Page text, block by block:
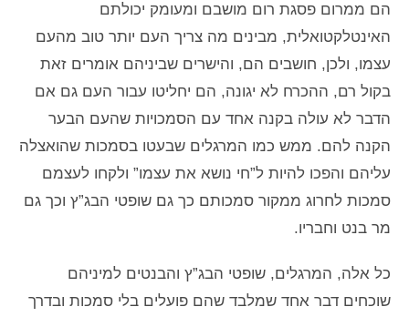
הם ממרום פסגת רום מושבם ומעומק יכולתם
האינטלקטואלית, מבינים מה צריך העם יותר טוב מהעם
עצמו, ולכן, חושבים הם, והישרים שביניהם אומרים זאת
בקול רם, ההכרח לא יגונה, הם יחליטו עבור העם גם אם
הדבר לא עולה בקנה אחד עם הסמכויות שהעם הבער
הקנה להם. ממש כמו המרגלים שבעטו בסמכות שהואצלה
עליהם והפכו להיות ל”חי נושא את עצמו” ולקחו לעצמם
סמכות לחרוג ממקור סמכותם כך גם שופטי הבג”ץ וכך גם
מר בנט וחבריו.
כל אלה, המרגלים, שופטי הבג”ץ והבנטים למיניהם
שוכחים דבר אחד שמלבד שהם פועלים בלי סמכות ובדרך